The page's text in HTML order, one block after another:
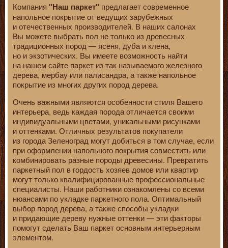
Компания "Наш паркет" предлагает современное
напольное покрытие от ведущих зарубежных
и отечественных производителей. В наших салонах
Вы можете выбрать пол не только из древесных
традиционных пород — ясеня, дуба и клена,
но и экзотических. Вы имеете возможность найти
на нашем сайте паркет из так называемого железного
дерева, мербау или палисандра, а также напольное
покрытие из многих других пород дерева.
Очень важными являются особенности стиля Вашего
интерьера, ведь каждая порода отличается своими
индивидуальными цветами, уникальными рисунками
и оттенками. Отличных результатов покупатели
из города Зеленоград могут добиться в том случае, если
при оформлении напольного покрытия совместить или
комбинировать разные породы древесины. Превратить
паркетный пол в гордость хозяев домов или квартир
могут только квалифицированные профессиональные
специалисты. Наши работники ознакомлены со всеми
нюансами по укладке паркетного пола. Оптимальный
выбор пород дерева, а также способы укладки
и придающие дереву нужные оттенки — эти факторы
помогут сделать Ваш паркет основным интерьерным
элементом.